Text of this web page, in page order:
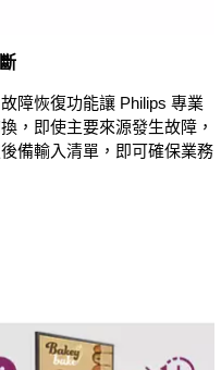
障恢復功能讓 Philips 專業
，即使主要來源發生故障，
備輸入清單，即可確保業務